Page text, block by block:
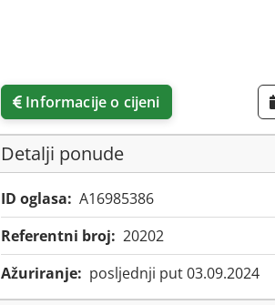
Informacije o cijeni
Detalji ponude
ID oglasa: A16985386
Referentni broj: 20202
Ažuriranje: posljednji put 03.09.2024